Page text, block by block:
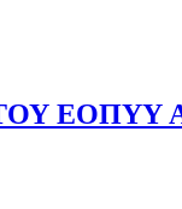
ΕΟΠΥΥ